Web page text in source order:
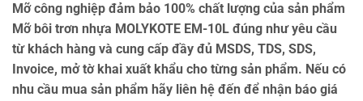
Mỡ công nghiệp đảm bảo 100% chất lượng của sản phẩm
Mỡ bôi trơn nhựa MOLYKOTE EM-10L đúng như yêu cầu
từ khách hàng và cung cấp đầy đủ MSDS, TDS, SDS,
Invoice, mở tờ khai xuất khẩu cho từng sản phẩm. Nếu có
nhu cầu mua sản phẩm hãy liên hệ đến để nhận báo giá